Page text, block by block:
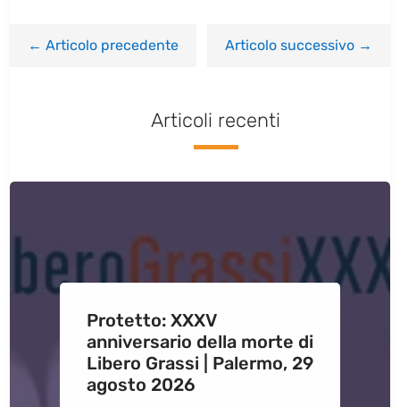
←Articolo precedente Articolo successivo→
Articoli recenti
Protetto: XXXV
anniversario della morte di
Libero Grassi | Palermo, 29
agosto 2026